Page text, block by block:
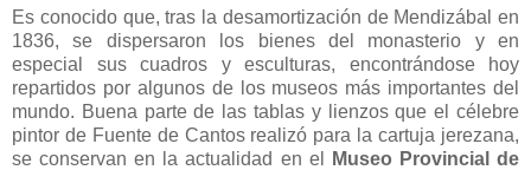
Es conocido que, tras la desamortización de Mendizábal en
1836, se dispersaron los bienes del monasterio y en
especial sus cuadros y esculturas, encontrándose hoy
repartidos por algunos de los museos más importantes del
mundo. Buena parte de las tablas y lienzos que el célebre
pintor de Fuente de Cantos realizó para la cartuja jerezana,
se conservan en la actualidad en el
Museo Provincial de